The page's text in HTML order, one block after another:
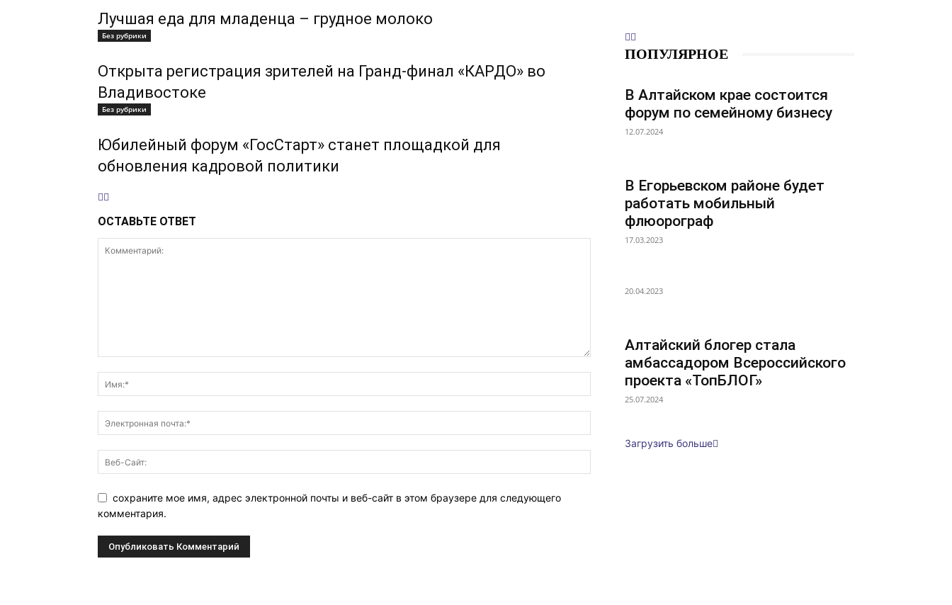
Лучшая еда для младенца – грудное молоко
Без рубрики
Открыта регистрация зрителей на Гранд-финал «КАРДО» во
Владивостоке
Без рубрики
Юбилейный форум «ГосСтарт» станет площадкой для
обновления кадровой политики
ОСТАВЬТЕ ОТВЕТ
сохраните мое имя, адрес электронной почты и веб-сайт в этом браузере для следующего
комментария.
ПОПУЛЯРНОЕ
В Алтайском крае состоится
форум по семейному бизнесу
12.07.2024
В Егорьевском районе будет
работать мобильный
флюорограф
17.03.2023
20.04.2023
Алтайский блогер стала
амбассадором Всероссийского
проекта «ТопБЛОГ»
25.07.2024
Загрузить больше